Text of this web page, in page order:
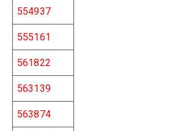
554937
555161
561822
563139
563874